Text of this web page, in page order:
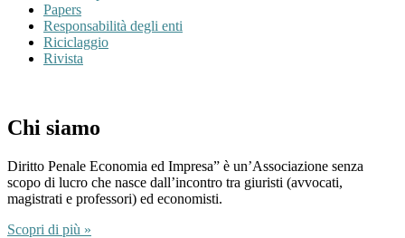
Papers
Responsabilità degli enti
Riciclaggio
Rivista
Chi siamo
Diritto Penale Economia ed Impresa” è un’Associazione senza
scopo di lucro che nasce dall’incontro tra giuristi (avvocati,
magistrati e professori) ed economisti.
Scopri di più »